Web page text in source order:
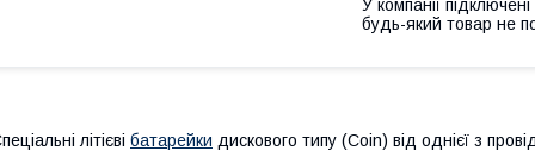
У компанії
будь-який товар не
літієві батарейки дискового типу (Coin) від однієї з